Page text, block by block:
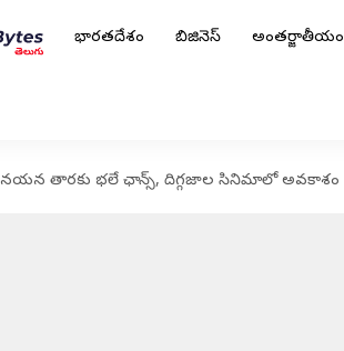
భారతదేశం బిజినెస్ అంతర్జాతీయం
నయన తారకు భలే ఛాన్స్, దిగ్గజాల సినిమాలో అవకాశం